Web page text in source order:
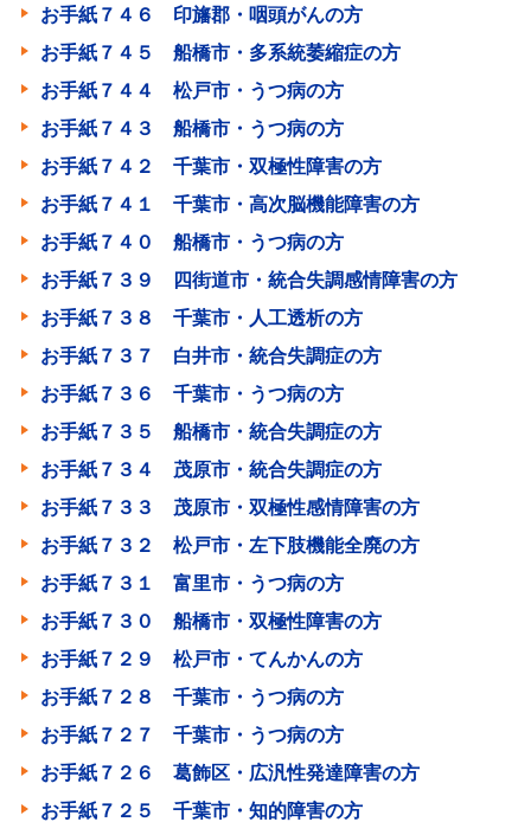
お手紙７４６ 印旛郡・咽頭がんの方
お手紙７４５ 船橋市・多系統萎縮症の方
お手紙７４４ 松戸市・うつ病の方
お手紙７４３ 船橋市・うつ病の方
お手紙７４２ 千葉市・双極性障害の方
お手紙７４１ 千葉市・高次脳機能障害の方
お手紙７４０ 船橋市・うつ病の方
お手紙７３９ 四街道市・統合失調感情障害の方
お手紙７３８ 千葉市・人工透析の方
お手紙７３７ 白井市・統合失調症の方
お手紙７３６ 千葉市・うつ病の方
お手紙７３５ 船橋市・統合失調症の方
お手紙７３４ 茂原市・統合失調症の方
お手紙７３３ 茂原市・双極性感情障害の方
お手紙７３２ 松戸市・左下肢機能全廃の方
お手紙７３１ 富里市・うつ病の方
お手紙７３０ 船橋市・双極性障害の方
お手紙７２９ 松戸市・てんかんの方
お手紙７２８ 千葉市・うつ病の方
お手紙７２７ 千葉市・うつ病の方
お手紙７２６ 葛飾区・広汎性発達障害の方
お手紙７２５ 千葉市・知的障害の方